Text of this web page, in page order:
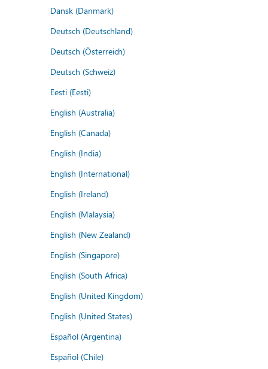
Dansk (Danmark)
Deutsch (Deutschland)
Deutsch (Österreich)
Deutsch (Schweiz)
Eesti (Eesti)
English (Australia)
English (Canada)
English (India)
English (International)
English (Ireland)
English (Malaysia)
English (New Zealand)
English (Singapore)
English (South Africa)
English (United Kingdom)
English (United States)
Español (Argentina)
Español (Chile)